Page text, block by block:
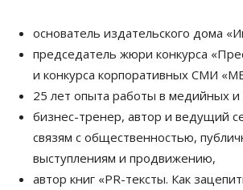
основатель издательского дома
председатель жюри конкурса
и конкурса корпоративных СМИ
25 лет опыта работы в медийных и
бизнес-тренер, автор и ведущий
связям с общественностью,
выступлениям и продвижению,
автор книг «PR-тексты. Как